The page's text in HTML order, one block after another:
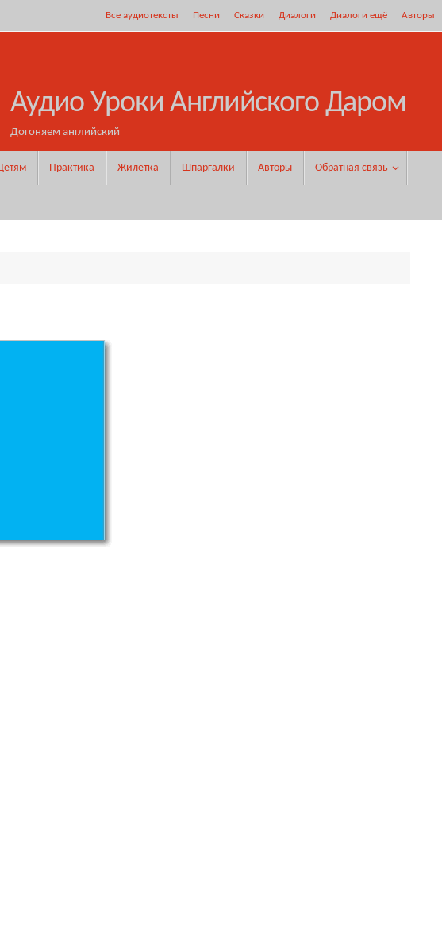
Все аудиотексты Песни Сказки Диалоги Диалоги ещё Авторы
Аудио Уроки Английского Даром
Догоняем английский
Практика Жилетка Шпаргалки Авторы Обратная связь